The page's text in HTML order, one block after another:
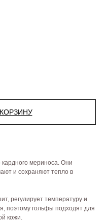
кардного мериноса. Они
и сохраняют тепло в
регулирует температуру и
поэтому гольфы подходят для
кожи.